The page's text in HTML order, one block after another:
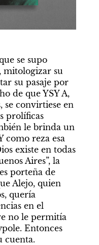
se supo
mitologizar su
su pasaje por
de que YSY A,
se convirtiese en
prolíficas
le brinda un
como reza esa
existe en todas
Aires”, la
porteña de
Alejo, quien
quería
en el
no le permitía
Entonces
cuenta.